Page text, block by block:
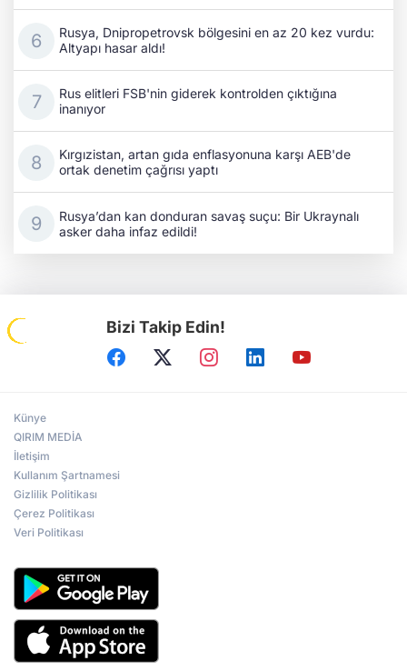
Rusya, Dnipropetrovsk bölgesini en az 20 kez vurdu:
Altyapı hasar aldı!
Rus elitleri FSB'nin giderek kontrolden çıktığına
inanıyor
Kırgızistan, artan gıda enflasyonuna karşı AEB'de
ortak denetim çağrısı yaptı
Rusya’dan kan donduran savaş suçu: Bir Ukraynalı
asker daha infaz edildi!
Bizi Takip Edin!
Künye
QIRIM MEDİA
İletişim
Kullanım Şartnamesi
Gizlilik Politikası
Çerez Politikası
Veri Politikası